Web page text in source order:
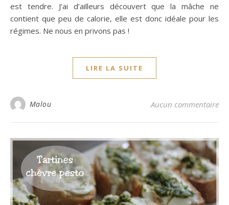
est tendre. J’ai d’ailleurs découvert que la mâche ne
contient que peu de calorie, elle est donc idéale pour les
régimes. Ne nous en privons pas !
LIRE LA SUITE
Malou Aucun commentaire